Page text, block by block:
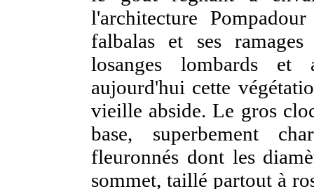
l'architecture
falbalas et ses
losanges lombards
aujourd'hui cette
vieille abside. Le gros
base, superbement
fleuronnés dont les
sommet, taillé partout à